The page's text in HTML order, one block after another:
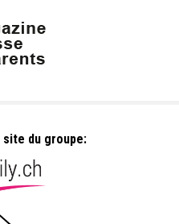
site du groupe: